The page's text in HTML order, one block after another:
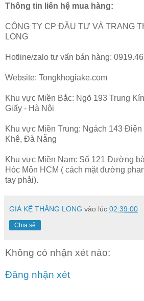
Thông tin liên hệ mua hàng:
CÔNG TY CP ĐẦU TƯ VÀ TRANG
LONG
Hotline/zalo tư vấn bán hàng:
Website: Tongkhogiake.com
Khu vực Miền Bắc: Ngõ 193 Trung
Giấy - Hà Nội
Khu vực Miền Trung: Ngách 143
Khê, Đà Nẵng
Khu vực Miền Nam: Số 121 Đường
Hóc Môn HCM ( cách mặt đường
tay phải).
GIÁ KỆ THĂNG LONG vào lúc 02:39:00
Chia sẻ
Không có nhận xét nào:
Đăng nhận xét